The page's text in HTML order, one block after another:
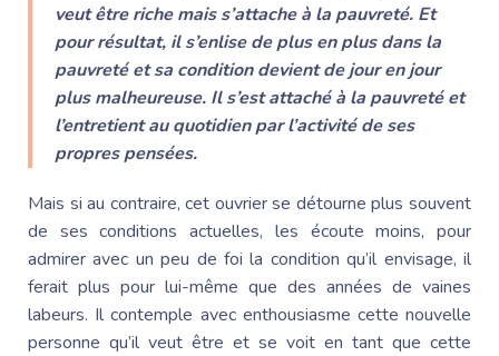
veut être riche mais s’attache à la pauvreté. Et
pour résultat, il s’enlise de plus en plus dans la
pauvreté et sa condition devient de jour en jour
plus malheureuse. Il s’est attaché à la pauvreté et
l’entretient au quotidien par l’activité de ses
propres pensées.
Mais si au contraire, cet ouvrier se détourne plus souvent
de ses conditions actuelles, les écoute moins, pour
admirer avec un peu de foi la condition qu’il envisage, il
ferait plus pour lui-même que des années de vaines
labeurs. Il contemple avec enthousiasme cette nouvelle
personne qu’il veut être et se voit en tant que cette